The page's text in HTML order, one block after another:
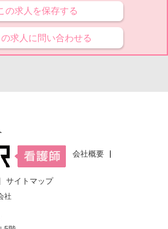
の求人を保存する
の求人に問い合わせる
会社概要
サイトマップ
社